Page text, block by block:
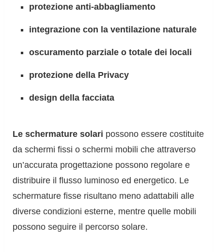
protezione anti-abbagliamento
integrazione con la ventilazione naturale
oscuramento parziale o totale dei locali
protezione della Privacy
design della facciata
Le schermature solari possono essere costituite
da schermi fissi o schermi mobili che attraverso
un’accurata progettazione possono regolare e
distribuire il flusso luminoso ed energetico. Le
schermature fisse risultano meno adattabili alle
diverse condizioni esterne, mentre quelle mobili
possono seguire il percorso solare.